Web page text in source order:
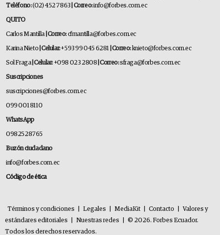
Teléfono:(02) 452 7863 | Correo:info@forbes.com.ec
QUITO
Carlos Mantilla | Correo:cfmantilla@forbes.com.ec
Karina Nieto | Celular:+593 99 045 6281 | Correo:knieto@forbes.com.ec
Sol Fraga| Celular:+098 023 2808 | Correo:sfraga@forbes.com.ec
Suscripciones
suscripciones@forbes.com.ec
099 001 8110
WhatsApp
0982528765
Buzón ciudadano
info@forbes.com.ec
Código de ética
Términos y condiciones Legales MediaKit Contacto
Valores y
estándares editoriales
Nuestras redes
© 2026. Forbes Ecuador.
Todos los derechos reservados.